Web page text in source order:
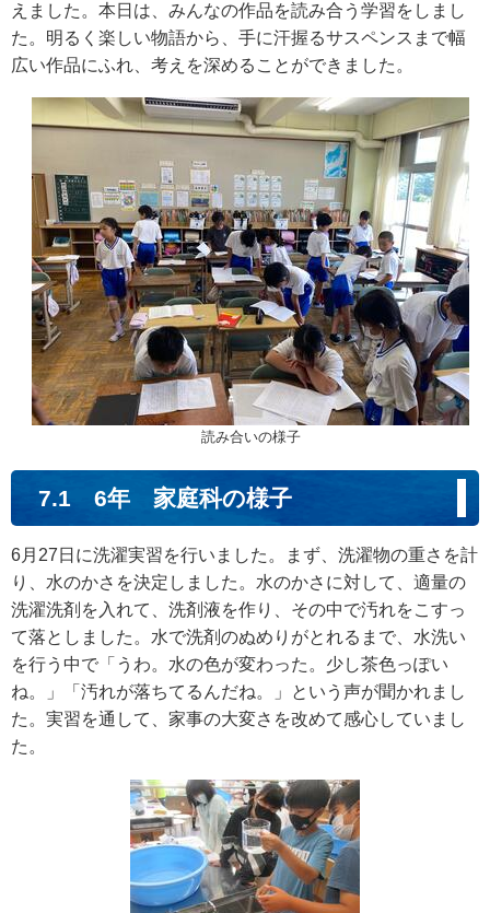
えました。本日は、みんなの作品を読み合う学習をしまし
た。明るく楽しい物語から、手に汗握るサスペンスまで幅
広い作品にふれ、考えを深めることができました。
読み合いの様子
7.1 6年 家庭科の様子
6月27日に洗濯実習を行いました。まず、洗濯物の重さを計
り、水のかさを決定しました。水のかさに対して、適量の
洗濯洗剤を入れて、洗剤液を作り、その中で汚れをこすっ
て落としました。水で洗剤のぬめりがとれるまで、水洗い
を行う中で「うわ。水の色が変わった。少し茶色っぽい
ね。」「汚れが落ちてるんだね。」という声が聞かれまし
た。実習を通して、家事の大変さを改めて感心していまし
た。